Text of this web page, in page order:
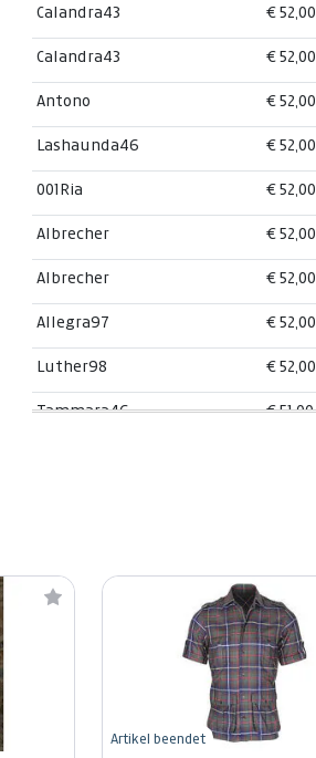
Calandra43 € 52,00
Calandra43 € 52,00
Antono € 52,00
Lashaunda46 € 52,00
001Ria € 52,00
Albrecher € 52,00
Albrecher € 52,00
Allegra97 € 52,00
Luther98 € 52,00
Tammara46 € 51,00
Artikel beendet